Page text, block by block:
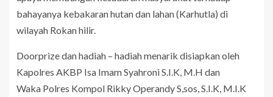
bahayanya kebakaran hutan dan lahan (Karhutla) di
wilayah Rokan hilir.
Doorprize dan hadiah – hadiah menarik disiapkan oleh
Kapolres AKBP Isa Imam Syahroni S.I.K, M.H dan
Waka Polres Kompol Rikky Operandy S,sos, S.I.K, M.I.K